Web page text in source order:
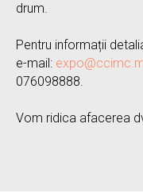
drum.
Pentru informații
e-mail:
076098888.
Vom ridica afacerea